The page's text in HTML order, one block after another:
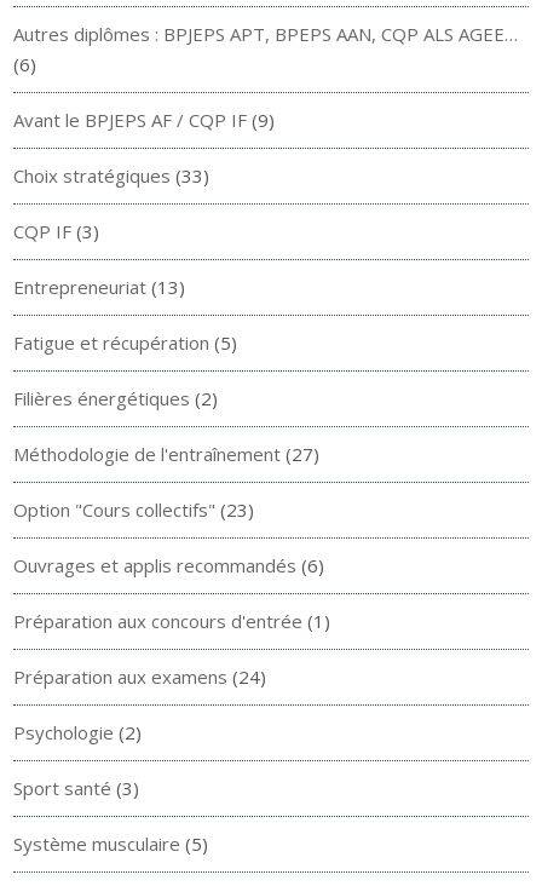
Autres diplômes : BPJEPS APT, BPEPS AAN, CQP ALS AGEE…
(6)
Avant le BPJEPS AF / CQP IF (9)
Choix stratégiques (33)
CQP IF (3)
Entrepreneuriat (13)
Fatigue et récupération (5)
Filières énergétiques (2)
Méthodologie de l'entraînement (27)
Option "Cours collectifs" (23)
Ouvrages et applis recommandés (6)
Préparation aux concours d'entrée (1)
Préparation aux examens (24)
Psychologie (2)
Sport santé (3)
Système musculaire (5)